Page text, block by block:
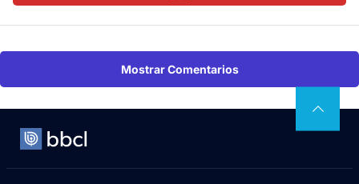
Mostrar Comentarios